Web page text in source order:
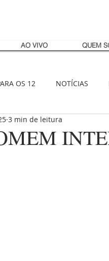
AO VIVO QUEM
OS 12 NOTÍCIAS
3 min de leitura